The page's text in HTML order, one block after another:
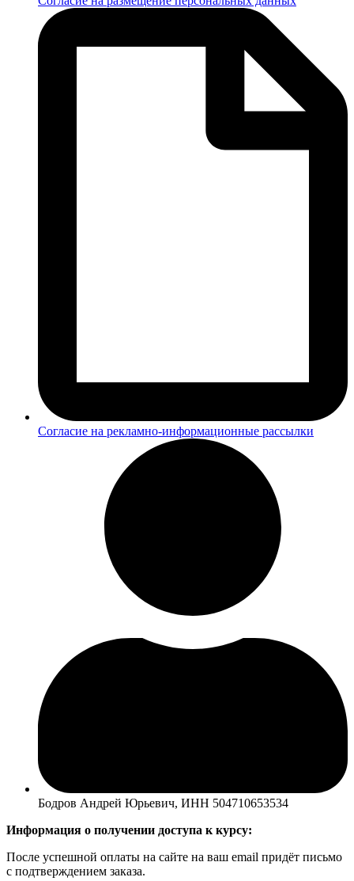
Согласие на рекламно-информационные рассылки
Бодров Андрей Юрьевич, ИНН 504710653534
Информация о получении доступа к курсу:
После успешной оплаты на сайте на ваш email придёт письмо
с подтверждением заказа.